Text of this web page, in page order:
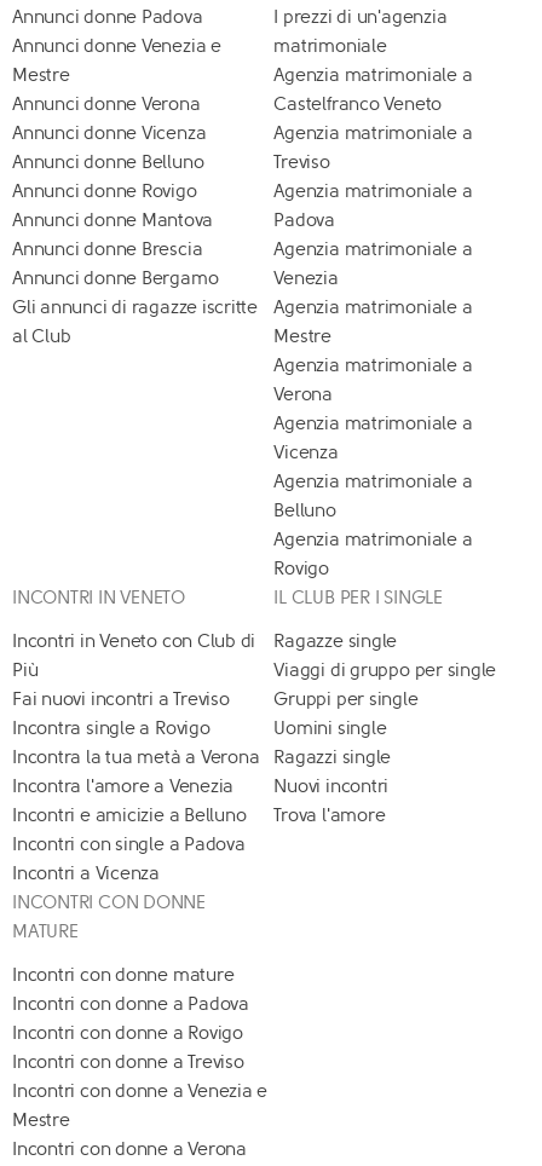
Annunci donne Padova
Annunci donne Venezia e
Mestre
Annunci donne Verona
Annunci donne Vicenza
Annunci donne Belluno
Annunci donne Rovigo
Annunci donne Mantova
Annunci donne Brescia
Annunci donne Bergamo
Gli annunci di ragazze iscritte
al Club
I prezzi di un'agenzia
matrimoniale
Agenzia matrimoniale a
Castelfranco Veneto
Agenzia matrimoniale a
Treviso
Agenzia matrimoniale a
Padova
Agenzia matrimoniale a
Venezia
Agenzia matrimoniale a
Mestre
Agenzia matrimoniale a
Verona
Agenzia matrimoniale a
Vicenza
Agenzia matrimoniale a
Belluno
Agenzia matrimoniale a
Rovigo
INCONTRI IN VENETO
Incontri in Veneto con Club di
Più
Fai nuovi incontri a Treviso
Incontra single a Rovigo
Incontra la tua metà a Verona
Incontra l'amore a Venezia
Incontri e amicizie a Belluno
Incontri con single a Padova
Incontri a Vicenza
IL CLUB PER I SINGLE
Ragazze single
Viaggi di gruppo per single
Gruppi per single
Uomini single
Ragazzi single
Nuovi incontri
Trova l'amore
INCONTRI CON DONNE
MATURE
Incontri con donne mature
Incontri con donne a Padova
Incontri con donne a Rovigo
Incontri con donne a Treviso
Incontri con donne a Venezia e
Mestre
Incontri con donne a Verona